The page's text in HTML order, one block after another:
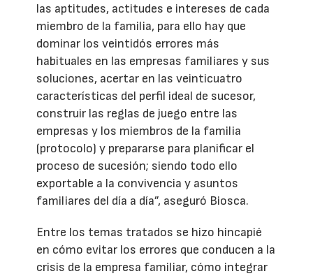
las aptitudes, actitudes e intereses de cada
miembro de la familia, para ello hay que
dominar los veintidós errores más
habituales en las empresas familiares y sus
soluciones, acertar en las veinticuatro
características del perfil ideal de sucesor,
construir las reglas de juego entre las
empresas y los miembros de la familia
(protocolo) y prepararse para planificar el
proceso de sucesión; siendo todo ello
exportable a la convivencia y asuntos
familiares del día a día”, aseguró Biosca.
Entre los temas tratados se hizo hincapié
en cómo evitar los errores que conducen a la
crisis de la empresa familiar, cómo integrar